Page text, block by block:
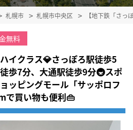
札幌市 札幌市中央区 【地下鉄「さ
無料
イクラス💎さっぽろ駅徒歩5
歩7分、大通駅徒歩9分🚇スポ
ッピングモール「サッポロフ
で買い物も便利👜